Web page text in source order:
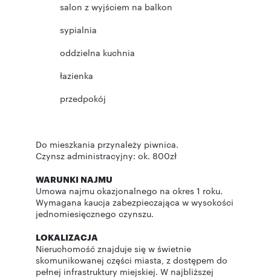
salon z wyjściem na balkon
sypialnia
oddzielna kuchnia
łazienka
przedpokój
Do mieszkania przynależy piwnica.
Czynsz administracyjny: ok. 800zł
WARUNKI NAJMU
Umowa najmu okazjonalnego na okres 1 roku.
Wymagana kaucja zabezpieczająca w wysokości
jednomiesięcznego czynszu.
LOKALIZACJA
Nieruchomość znajduje się w świetnie
skomunikowanej części miasta, z dostępem do
pełnej infrastruktury miejskiej. W najbliższej